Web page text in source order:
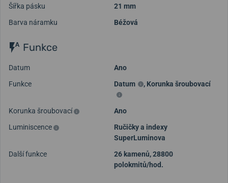
Šířka pásku
21 mm
Barva náramku
Béžová
Funkce
Datum
Ano
Funkce
Datum , Korunka šroubovací
Korunka šroubovací
Ano
Luminiscence
Ručičky a indexy
SuperLuminova
Další funkce
26 kamenů, 28800
polokmitů/hod.